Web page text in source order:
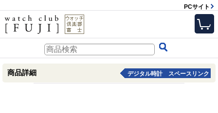
PCサイト
商品詳細 デジタル時計 スペースリンク